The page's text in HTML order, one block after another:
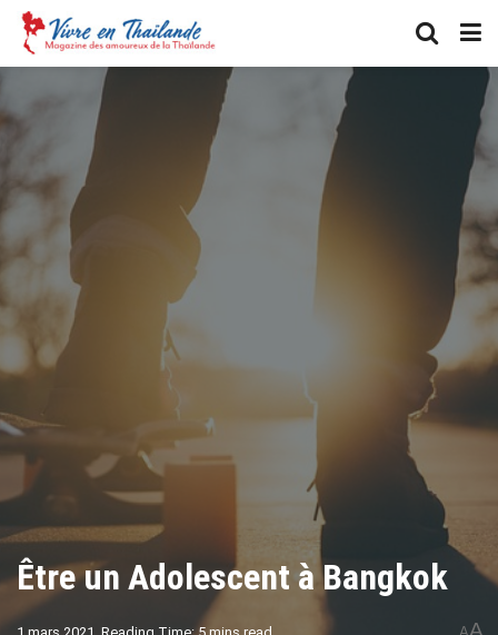
Être un Adolescent à Bangkok
1 mars 2021 Reading Time: 5 mins read A